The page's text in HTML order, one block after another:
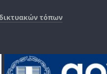
τόπων